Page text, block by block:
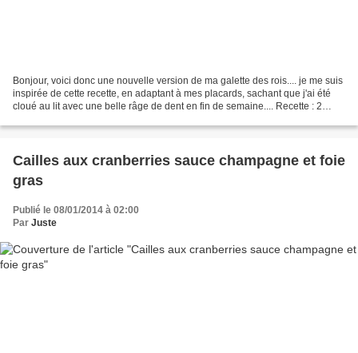
Bonjour, voici donc une nouvelle version de ma galette des rois.... je me suis
inspirée de cette recette, en adaptant à mes placards, sachant que j'ai été
cloué au lit avec une belle râge de dent en fin de semaine.... Recette : 2
Cailles aux cranberries sauce champagne et foie
gras
Publié le 08/01/2014 à 02:00
Par Juste